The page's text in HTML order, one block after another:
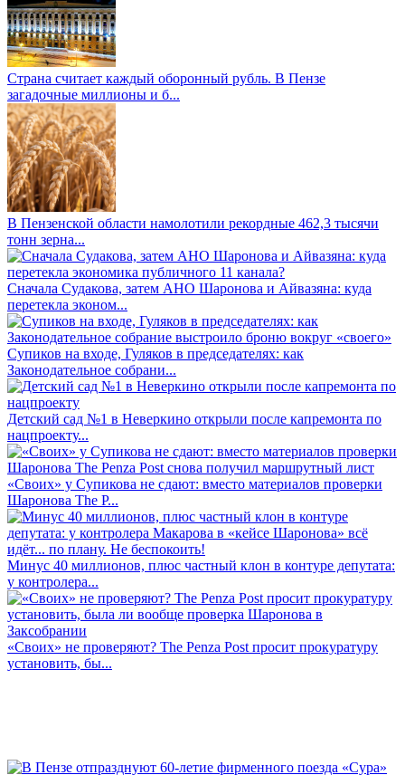
Страна считает каждый оборонный рубль. В Пензе
загадочные миллионы и б...
В Пензенской области намолотили рекордные 462,3 тысячи
тонн зерна...
Сначала Судакова, затем АНО Шаронова и Айвазяна: куда
перетекла эконом...
Супиков на входе, Гуляков в председателях: как
Законодательное собрани...
Детский сад №1 в Неверкино открыли после капремонта по
нацпроекту...
«Своих» у Супикова не сдают: вместо материалов проверки
Шаронова The P...
Минус 40 миллионов, плюс частный клон в контуре депутата:
у контролера...
«Своих» не проверяют? The Penza Post просит прокуратуру
установить, бы...